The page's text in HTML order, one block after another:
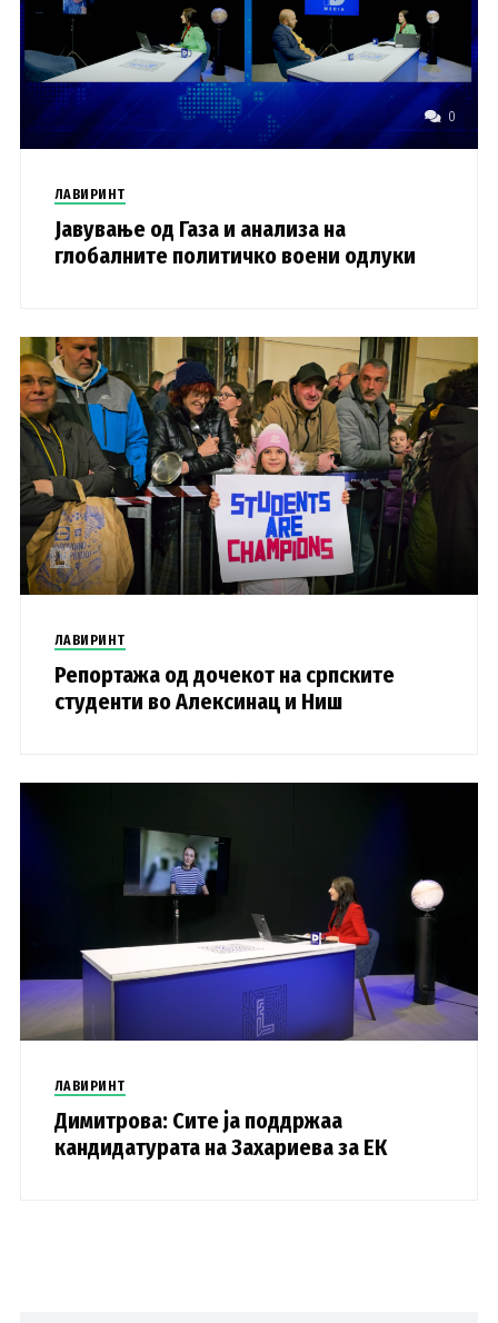
0
ЛАВИРИНТ
Јавување од Газа и анализа на
глобалните политичко воени одлуки
ЛАВИРИНТ
Репортажа од дочекот на српските
студенти во Алексинац и Ниш
ЛАВИРИНТ
Димитрова: Сите ја поддржаа
кандидатурата на Захариева за ЕК